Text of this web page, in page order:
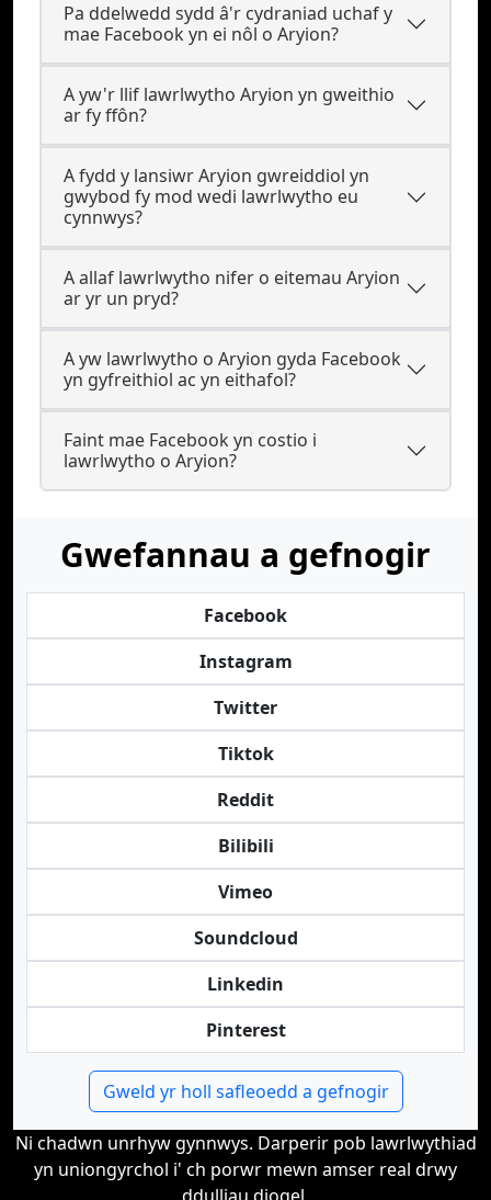
Pa ddelwedd sydd â'r cydraniad uchaf y
mae Facebook yn ei nôl o Aryion?
A yw'r llif lawrlwytho Aryion yn gweithio
ar fy ffôn?
A fydd y lansiwr Aryion gwreiddiol yn
gwybod fy mod wedi lawrlwytho eu
cynnwys?
A allaf lawrlwytho nifer o eitemau Aryion
ar yr un pryd?
A yw lawrlwytho o Aryion gyda Facebook
yn gyfreithiol ac yn eithafol?
Faint mae Facebook yn costio i
lawrlwytho o Aryion?
Gwefannau a gefnogir
Facebook
Instagram
Twitter
Tiktok
Reddit
Bilibili
Vimeo
Soundcloud
Linkedin
Pinterest
Gweld yr holl safleoedd a gefnogir
Ni chadwn unrhyw gynnwys. Darperir pob lawrlwythiad
yn uniongyrchol i' ch porwr mewn amser real drwy